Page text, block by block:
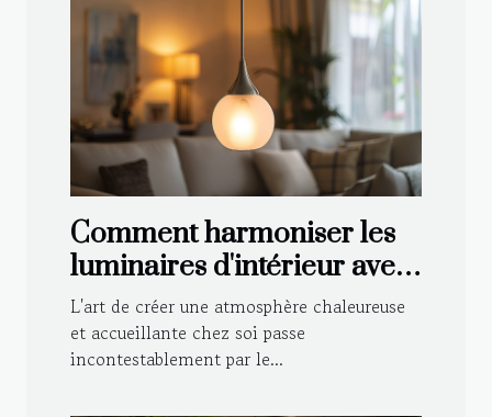
Comment harmoniser les
luminaires d'intérieur avec
votre décoration
L'art de créer une atmosphère chaleureuse
et accueillante chez soi passe
incontestablement par le...